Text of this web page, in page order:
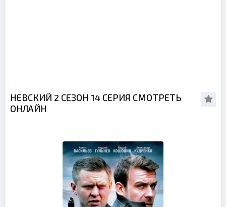
НЕВСКИЙ 2 СЕЗОН 14 СЕРИЯ СМОТРЕТЬ
ОНЛАЙН